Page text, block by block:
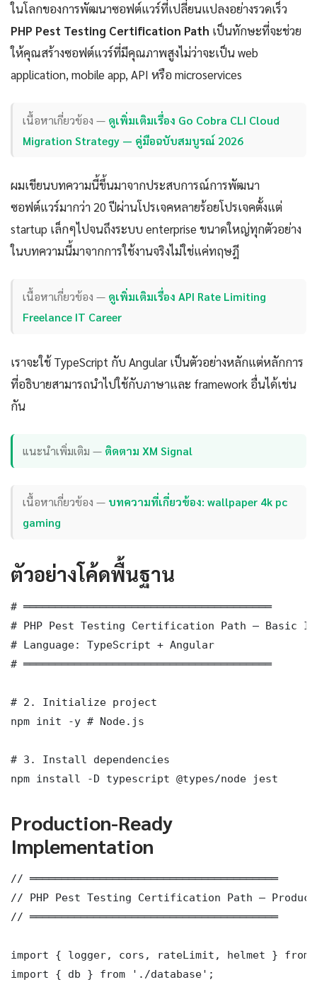
ในโลกของการพัฒนาซอฟต์แวร์ที่เปลี่ยนแปลงอย่างรวดเร็ว
PHP Pest Testing Certification Path เป็นทักษะที่จะช่วย
ให้คุณสร้างซอฟต์แวร์ที่มีคุณภาพสูงไม่ว่าจะเป็น web
application, mobile app, API หรือ microservices
เนื้อหาเกี่ยวข้อง — ดูเพิ่มเติมเรื่อง Go Cobra CLI Cloud
Migration Strategy — คู่มือฉบับสมบูรณ์ 2026
ผมเขียนบทความนี้ขึ้นมาจากประสบการณ์การพัฒนา
ซอฟต์แวร์มากว่า 20 ปีผ่านโปรเจคหลายร้อยโปรเจคตั้งแต่
startup เล็กๆไปจนถึงระบบ enterprise ขนาดใหญ่ทุกตัวอย่าง
ในบทความนี้มาจากการใช้งานจริงไม่ใช่แค่ทฤษฎี
เนื้อหาเกี่ยวข้อง — ดูเพิ่มเติมเรื่อง API Rate Limiting
Freelance IT Career
เราจะใช้ TypeScript กับ Angular เป็นตัวอย่างหลักแต่หลักการ
ที่อธิบายสามารถนำไปใช้กับภาษาและ framework อื่นได้เช่น
กัน
แนะนำเพิ่มเติม — ติดตาม XM Signal
เนื้อหาเกี่ยวข้อง — บทความที่เกี่ยวข้อง: wallpaper 4k pc
gaming
ตัวอย่างโค้ดพื้นฐาน
# ═══════════════════════════════════════
# PHP Pest Testing Certification Path — Basic
# Language: TypeScript + Angular
# ═══════════════════════════════════════
# 2. Initialize project
npm init -y # Node.js
# 3. Install dependencies
npm install -D typescript @types/node jest
Production-Ready
Implementation
// ═══════════════════════════════════════
// PHP Pest Testing Certification Path —
// ═══════════════════════════════════════
import { logger, cors, rateLimit, helmet } from
import { db } from './database';